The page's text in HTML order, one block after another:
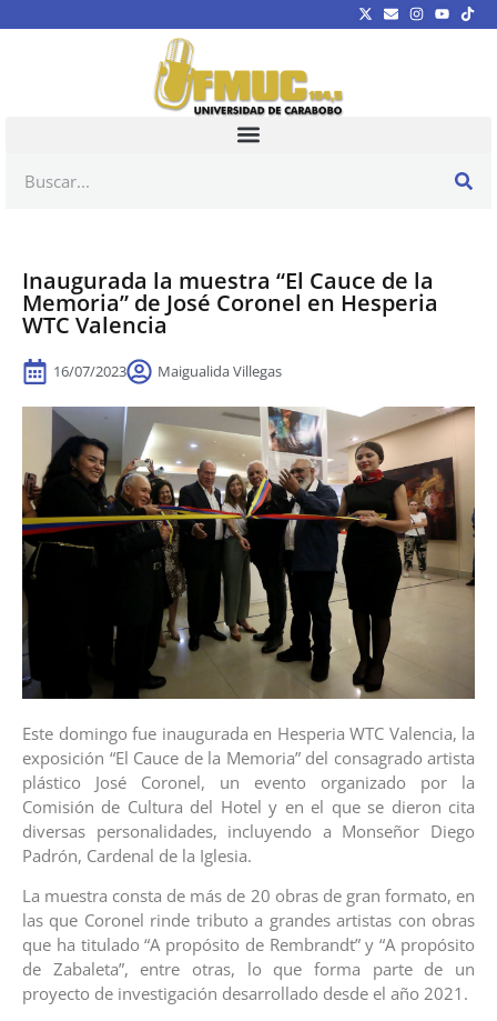
Inaugurada la muestra “El Cauce de la
Memoria” de José Coronel en Hesperia
WTC Valencia
16/07/2023 Maigualida Villegas
Este domingo fue inaugurada en Hesperia WTC Valencia, la
exposición “El Cauce de la Memoria” del consagrado artista
plástico José Coronel, un evento organizado por la
Comisión de Cultura del Hotel y en el que se dieron cita
diversas personalidades, incluyendo a Monseñor Diego
Padrón, Cardenal de la Iglesia.
La muestra consta de más de 20 obras de gran formato, en
las que Coronel rinde tributo a grandes artistas con obras
que ha titulado “A propósito de Rembrandt” y “A propósito
de Zabaleta”, entre otras, lo que forma parte de un
proyecto de investigación desarrollado desde el año 2021.